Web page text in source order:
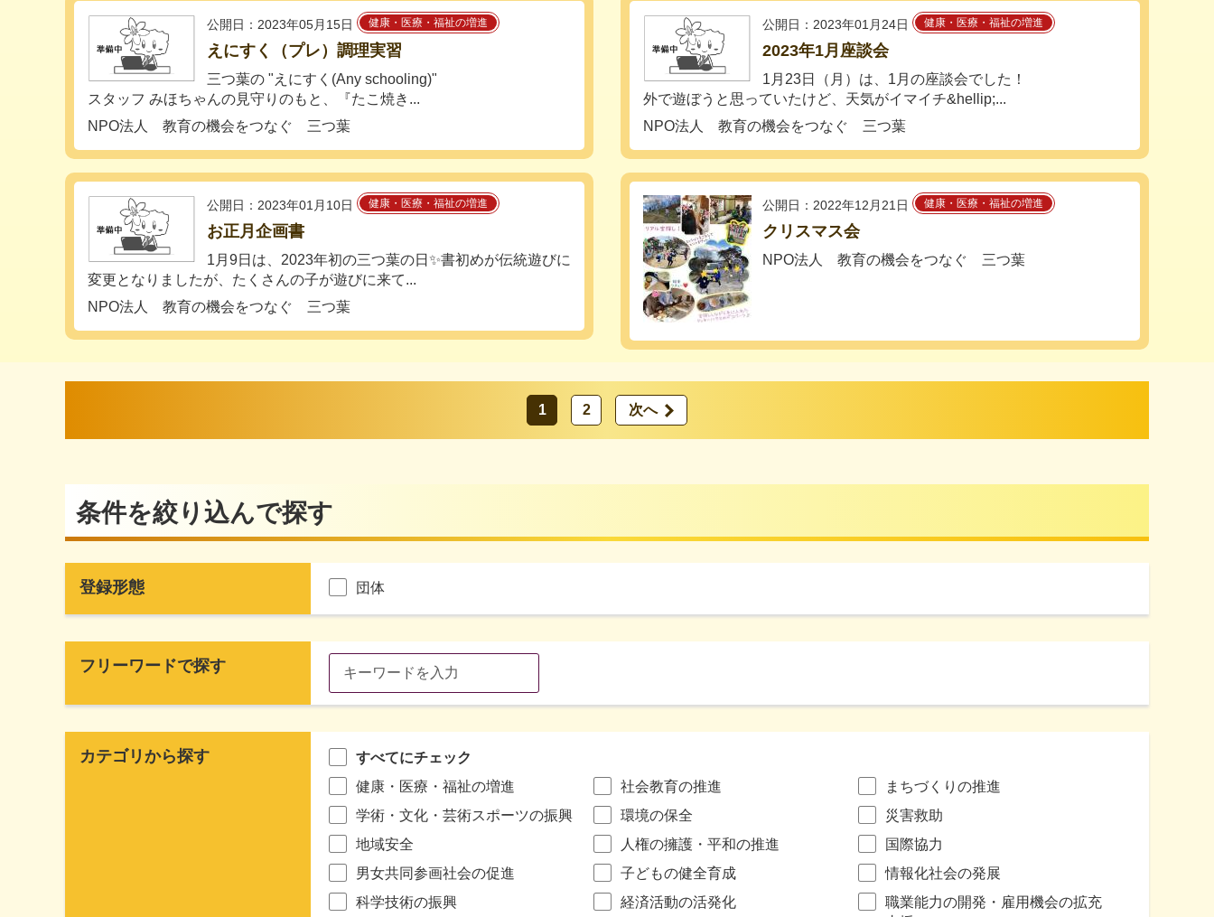
公開日：2023年05月15日 健康・医療・福祉の増進
えにすく（プレ）調理実習
三つ葉の "えにすく(Any schooling)"
スタッフ みほちゃんの見守りのもと、『たこ焼き...
NPO法人 教育の機会をつなぐ 三つ葉
公開日：2023年01月24日 健康・医療・福祉の増進
2023年1月座談会
1月23日（月）は、1月の座談会でした！
外で遊ぼうと思っていたけど、天気がイマイチ&hellip;...
NPO法人 教育の機会をつなぐ 三つ葉
公開日：2023年01月10日 健康・医療・福祉の増進
お正月企画書
1月9日は、2023年初の三つ葉の日✨書初めが伝統遊びに
変更となりましたが、たくさんの子が遊びに来て...
NPO法人 教育の機会をつなぐ 三つ葉
公開日：2022年12月21日 健康・医療・福祉の増進
クリスマス会
NPO法人 教育の機会をつなぐ 三つ葉
1 2 次へ
条件を絞り込んで探す
登録形態 団体
フリーワードで探す
カテゴリから探す
すべてにチェック
健康・医療・福祉の増進
社会教育の推進
まちづくりの推進
学術・文化・芸術スポーツの振興
環境の保全
災害救助
地域安全
人権の擁護・平和の推進
国際協力
男女共同参画社会の促進
子どもの健全育成
情報化社会の発展
科学技術の振興
経済活動の活発化
職業能力の開発・雇用機会の拡充